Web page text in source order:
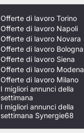
Offerte di lavoro Torino
Offerte di lavoro Napoli
Offerte di lavoro Novara
Offerte di lavoro Bologna
Offerte di lavoro Siena
Offerte di lavoro Modena
Offerte di lavoro Milano
I migliori annunci della
settimana
I migliori annunci della
settimana Synergie68